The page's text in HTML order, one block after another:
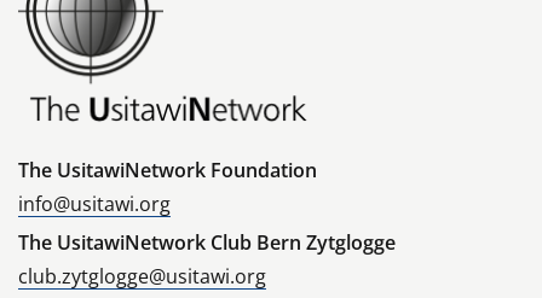
The UsitawiNetwork Foundation
info@usitawi.org
The UsitawiNetwork Club Bern Zytglogge
club.zytglogge@usitawi.org